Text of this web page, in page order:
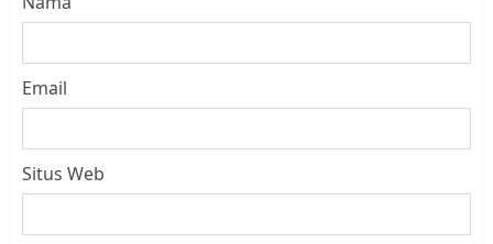
Email
Situs Web